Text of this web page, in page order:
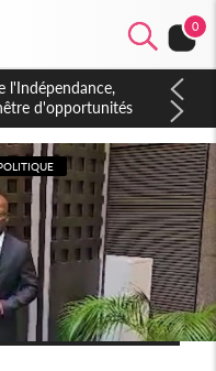
0
la fronde, les agents
la direction sur les